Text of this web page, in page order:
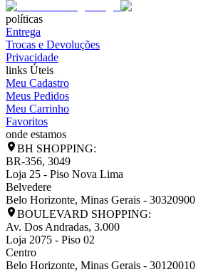
políticas
Entrega
Trocas e Devoluções
Privacidade
links Úteis
Meu Cadastro
Meus Pedidos
Meu Carrinho
Favoritos
onde estamos
BH SHOPPING:
BR-356, 3049
Loja 25 - Piso Nova Lima
Belvedere
Belo Horizonte, Minas Gerais - 30320900
BOULEVARD SHOPPING:
Av. Dos Andradas, 3.000
Loja 2075 - Piso 02
Centro
Belo Horizonte, Minas Gerais - 30120010